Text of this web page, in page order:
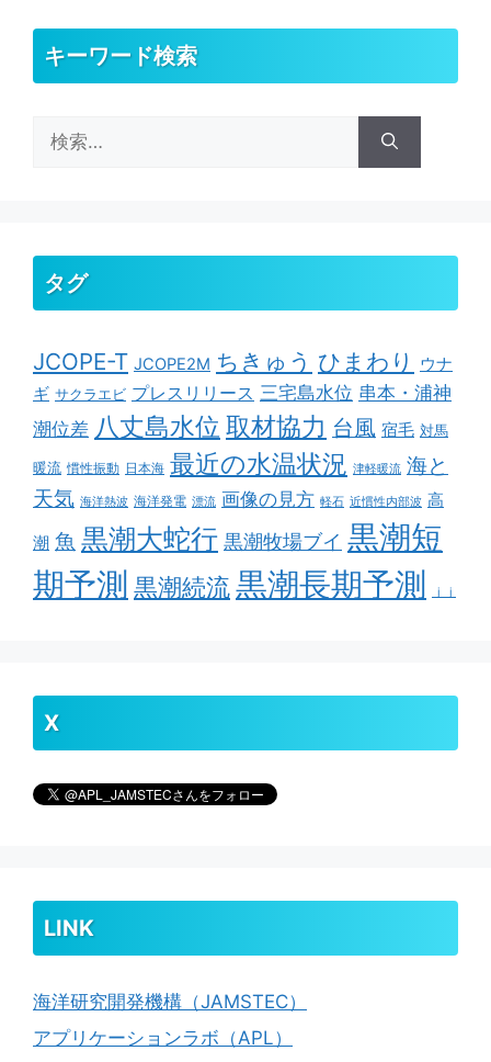
キーワード検索
索:
タグ
JCOPE-T JCOPE2M ちきゅう ひまわり
ウナ
ギ サクラエビ プレスリリース 三宅島水位 串本・浦神
潮位差 八丈島水位 取材協力 台風 宿毛 対馬
暖流 慣性振動 日本海 最近の水温状況 津軽暖流 海と
天気 海洋熱波 海洋発電 漂流 画像の見方 軽石 近慣性内部波 高
潮 魚 黒潮大蛇行 黒潮牧場ブイ 黒潮短
期予測 黒潮続流黒潮長期予測 ｊｊ
X
LINK
海洋研究開発機構（JAMSTEC）
アプリケーションラボ（APL）